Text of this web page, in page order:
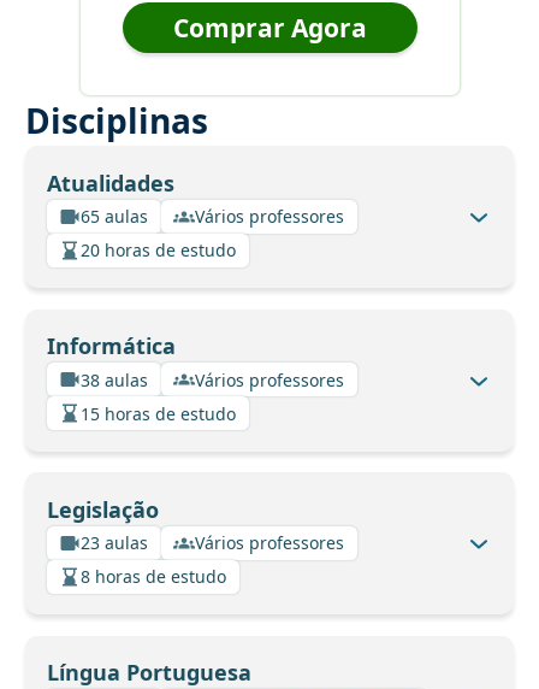
Comprar Agora
Disciplinas
Atualidades
65 aulas
Vários professores
20 horas de estudo
Informática
38 aulas
Vários professores
15 horas de estudo
Legislação
23 aulas
Vários professores
8 horas de estudo
Língua Portuguesa